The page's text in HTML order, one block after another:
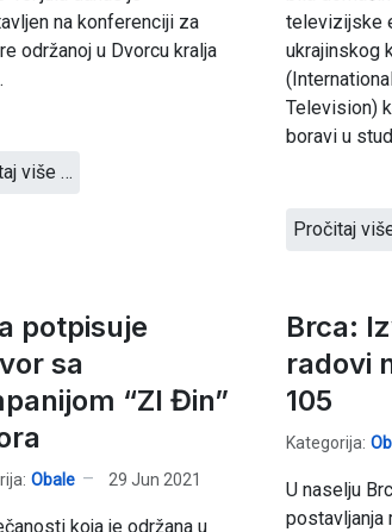
na konferenciji za
održanoj u Dvorcu kralja
više …
televizijske
ukrajinskog
Television)
boravi u
Pročitaj
potpisuje
sa
“ZI Đin”
Obale 29 Jun 2021
koja je održana u
Brca:
radovi
105
Kategorija:
U naselju
postavljanja